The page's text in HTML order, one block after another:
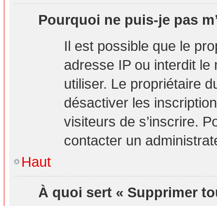
Pourquoi ne puis-je pas
Il est possible que le
adresse IP ou interdit le
utiliser. Le propriétaire
désactiver les
visiteurs de s’inscrire.
contacter un
Haut
À quoi sert « Supprimer